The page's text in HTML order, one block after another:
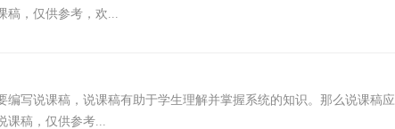
，仅供参考，欢...
编写说课稿，说课稿有助于学生理解并掌握系统的知识。那么说课稿应
稿，仅供参考...